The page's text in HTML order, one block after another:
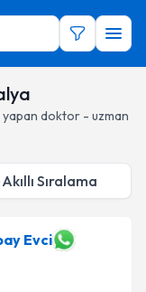
doktor - uzman
Akıllı Sıralama
Evci